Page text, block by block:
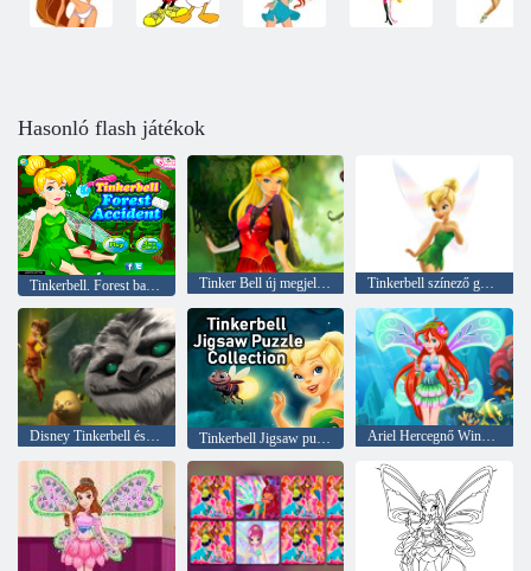
Hasonló flash játékok
Tinkerbell. Forest baleset Tinker Bell új megjelenés Tinkerbell színező gyerekeknek
Disney Tinkerbell és a legenda a Neverbeast Pixie Hollow Háziállatok Ariel Hercegnő Winx stílus